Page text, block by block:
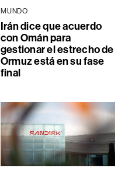
MUNDO
Irán dice que acuerdo
con Omán para
gestionar el estrecho de
Ormuz está en su fase
final